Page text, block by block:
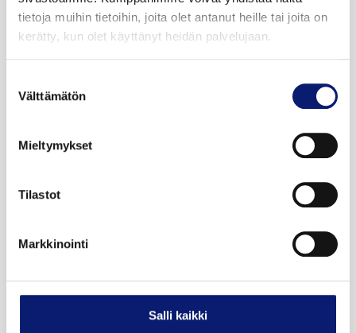
tietoja muihin tietoihin, joita olet antanut heille tai joita on
kerätty, kun olet käyttänyt heidän palvelujaan.
valinta
Välttämätön
Mieltymykset
Tilastot
Markkinointi
Salli kaikki
Polestar 4 – futuristinen sähköauto
Polestar 4 yhdistää luovasti Polestar 2:n ja Polestar 3:n